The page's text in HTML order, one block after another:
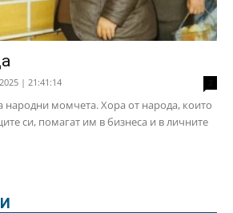
| 21:41:14
народни момчета. Хора от народа, които
си, помагат им в бизнеса и в личните